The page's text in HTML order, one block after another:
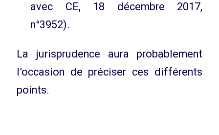
avec CE, 18 décembre 2017,
n°3952).
La jurisprudence aura probablement
l’occasion de préciser ces différents
points.